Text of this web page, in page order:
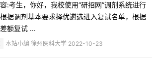
:考生，你好，我校使用“研招网”调剂系统进行
据调剂基本要求择优遴选进入复试名单，根据
额复试 ...
本站小编 徐州医科大学 2022-10-23